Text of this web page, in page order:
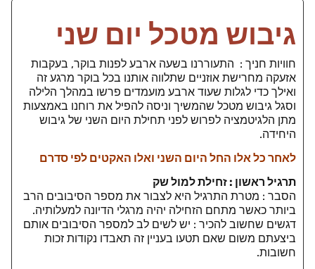
גיבוש מטכל יום שני
חוויות חניך : התעוררנו בשעה ארבע לפנות בוקר, בעקבות
אזעקה מחרישת אוזניים שתלווה אותנו בכל בוקר מרגע זה
ואילך כדי לגלות שעוד ארבע מועמדים פרשו במהלך הלילה
וסגל גיבוש מטכל שהמשיך וניסה להפיל את רוחנו באמצעות
מתן הלגיטמציה לפרוש לפני תחילת היום השני של גיבוש
היחידה.
לאחר כל אלו החל היום השני ואלו האקטים לפי סדרם
תרגיל ראשון : זחילת למול שק
הסבר : מטרת התרגיל היא לצבור את מספר הסיבובים הרב
ביותר כאשר מתחם הזחילה יהיה מרגלי הדיונה למעלותיה.
דגשים שחשוב להכיר : יש לשים לב למספר הסיבובים אותם
ביצעתם משום שאם תטעו בעניין זה תאבדו נקודות זכות
חשובות.